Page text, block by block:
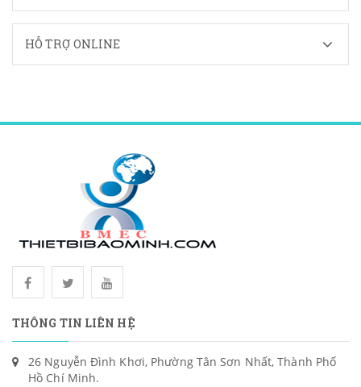
HỖ TRỢ ONLINE
THÔNG TIN LIÊN HỆ
26 Nguyễn Đình Khơi, Phường Tân Sơn Nhất, Thành Phố
Hồ Chí Minh.